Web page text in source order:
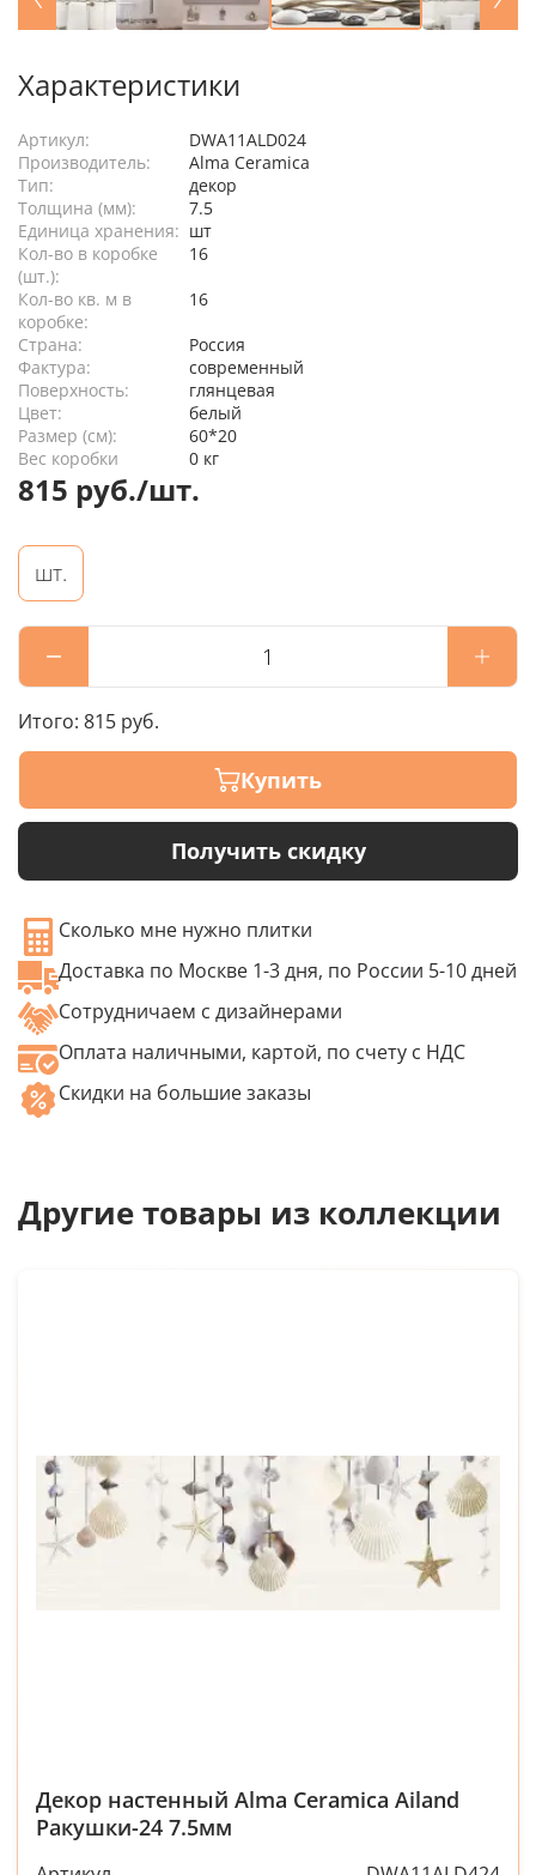
Характеристики
Артикул:
DWA11ALD024
Производитель:
Alma Ceramica
Тип:
декор
Толщина (мм):
7.5
Единица хранения: шт
Кол-во в коробке
(шт.):
16
Кол-во кв. м в
коробке:
16
Страна:
Россия
Фактура:
современный
Поверхность:
глянцевая
Цвет:
белый
Размер (см):
60*20
Вес коробки
0 кг
815 руб./шт.
шт.
Итого: 815 руб.
Купить
Получить скидку
Сколько мне нужно плитки
Доставка по Москве 1-3 дня, по России 5-10 дней
Сотрудничаем с дизайнерами
Оплата наличными, картой, по счету с НДС
Скидки на большие заказы
Другие товары из коллекции
Декор настенный Alma Ceramica Ailand
Ракушки-24 7.5мм